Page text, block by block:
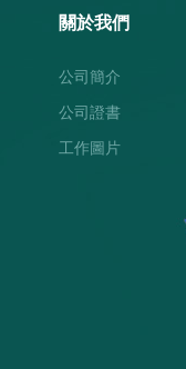
關於我們
公司簡介
公司證書
工作圖片